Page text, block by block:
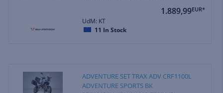
1.889,99EUR*
UdM: KT
11 In Stock
ADVENTURE SET TRAX ADV CRF1100L
ADVENTURE SPORTS BK